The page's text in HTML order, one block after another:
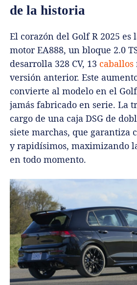
de la historia
El corazón del Golf R 2025
motor EA888, un bloque 2.0
desarrolla 328 CV, 13 caballos
versión anterior. Este
convierte al modelo en el
jamás fabricado en serie. La
cargo de una caja DSG de
siete marchas, que garantiza
y rapidísimos, maximizando
en todo momento.